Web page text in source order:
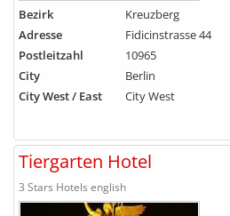
Bezirk
Kreuzberg
Adresse
Fidicinstrasse 44
Postleitzahl
10965
City
Berlin
City West / East
City West
Tiergarten Hotel
3 Stars Hotels english